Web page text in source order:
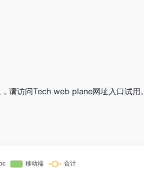
请访问Tech web plane网址入口试用。